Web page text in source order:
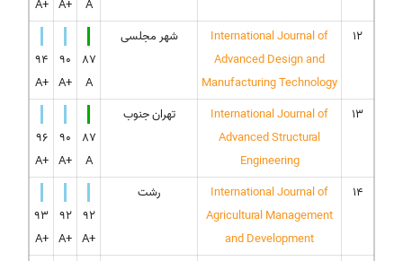
A
A+
A+
12
International Journal of
Advanced Design and
Manufacturing Technology
شهر مجلسی
87
A
90
A+
94
A+
13
International Journal of
Advanced Structural
Engineering
تهران جنوب
87
A
90
A+
96
A+
14
International Journal of
Agricultural Management
and Development
رشت
92
A+
92
A+
93
A+